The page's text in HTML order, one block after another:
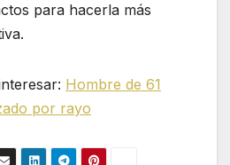
para hacerla más
Hombre de 61
por rayo